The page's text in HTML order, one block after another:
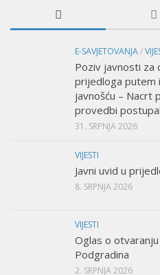
E-SAVJETOVANJA/
Poziv javnosti za
prijedloga putem
javnošću – Nacrt
provedbi
31. SRPNJA 2026
VIJESTI
Javni uvid u
8. SRPNJA 2026
VIJESTI
Oglas o
Podgradina
2. SRPNJA 2026